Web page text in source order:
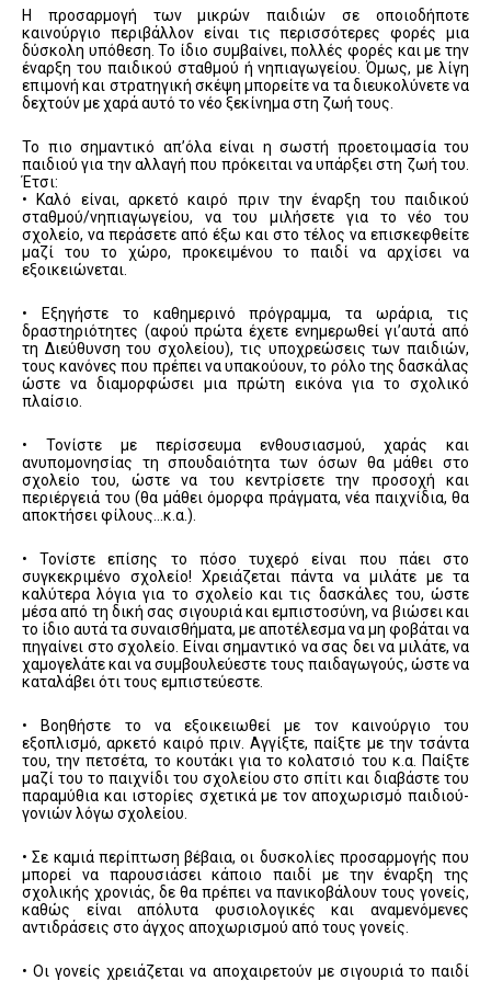
H προσαρμογή των μικρών παιδιών σε οποιοδήποτε
καινούργιο περιβάλλον είναι τις περισσότερες φορές μια
δύσκολη υπόθεση. Το ίδιο συμβαίνει, πολλές φορές και με την
έναρξη του παιδικού σταθμού ή νηπιαγωγείου. Όμως, με λίγη
επιμονή και στρατηγική σκέψη μπορείτε να τα διευκολύνετε να
δεχτούν με χαρά αυτό το νέο ξεκίνημα στη ζωή τους.
Το πιο σημαντικό απ’όλα είναι η σωστή προετοιμασία του
παιδιού για την αλλαγή που πρόκειται να υπάρξει στη ζωή του.
Έτσι:
• Καλό είναι, αρκετό καιρό πριν την έναρξη του παιδικού
σταθμού/νηπιαγωγείου, να του μιλήσετε για το νέο του
σχολείο, να περάσετε από έξω και στο τέλος να επισκεφθείτε
μαζί του το χώρο, προκειμένου το παιδί να αρχίσει να
εξοικειώνεται.
• Εξηγήστε το καθημερινό πρόγραμμα, τα ωράρια, τις
δραστηριότητες (αφού πρώτα έχετε ενημερωθεί γι’αυτά από
τη Διεύθυνση του σχολείου), τις υποχρεώσεις των παιδιών,
τους κανόνες που πρέπει να υπακούουν, το ρόλο της δασκάλας
ώστε να διαμορφώσει μια πρώτη εικόνα για το σχολικό
πλαίσιο.
• Τονίστε με περίσσευμα ενθουσιασμού, χαράς και
ανυπομονησίας τη σπουδαιότητα των όσων θα μάθει στο
σχολείο του, ώστε να του κεντρίσετε την προσοχή και
περιέργειά του (θα μάθει όμορφα πράγματα, νέα παιχνίδια, θα
αποκτήσει φίλους…κ.α.).
• Τονίστε επίσης το πόσο τυχερό είναι που πάει στο
συγκεκριμένο σχολείο! Χρειάζεται πάντα να μιλάτε με τα
καλύτερα λόγια για το σχολείο και τις δασκάλες του, ώστε
μέσα από τη δική σας σιγουριά και εμπιστοσύνη, να βιώσει και
το ίδιο αυτά τα συναισθήματα, με αποτέλεσμα να μη φοβάται να
πηγαίνει στο σχολείο. Είναι σημαντικό να σας δει να μιλάτε, να
χαμογελάτε και να συμβουλεύεστε τους παιδαγωγούς, ώστε να
καταλάβει ότι τους εμπιστεύεστε.
• Βοηθήστε το να εξοικειωθεί με τον καινούργιο του
εξοπλισμό, αρκετό καιρό πριν. Αγγίξτε, παίξτε με την τσάντα
του, την πετσέτα, το κουτάκι για το κολατσιό του κ.α. Παίξτε
μαζί του το παιχνίδι του σχολείου στο σπίτι και διαβάστε του
παραμύθια και ιστορίες σχετικά με τον αποχωρισμό παιδιού-
γονιών λόγω σχολείου.
• Σε καμιά περίπτωση βέβαια, οι δυσκολίες προσαρμογής που
μπορεί να παρουσιάσει κάποιο παιδί με την έναρξη της
σχολικής χρονιάς, δε θα πρέπει να πανικοβάλουν τους γονείς,
καθώς είναι απόλυτα φυσιολογικές και αναμενόμενες
αντιδράσεις στο άγχος αποχωρισμού από τους γονείς.
• Οι γονείς χρειάζεται να αποχαιρετούν με σιγουριά το παιδί